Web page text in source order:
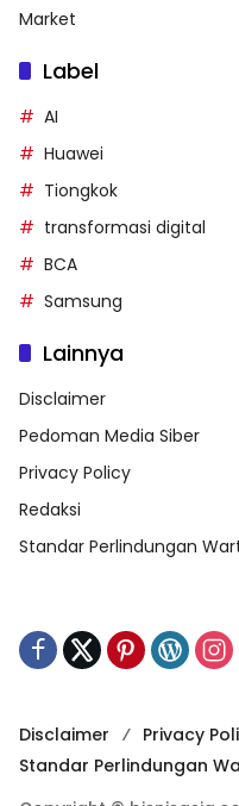
Market
Label
AI
Huawei
Tiongkok
transformasi digital
BCA
Samsung
Lainnya
Disclaimer
Pedoman Media Siber
Privacy Policy
Redaksi
Standar Perlindungan
Disclaimer Privacy
Standar Perlindungan